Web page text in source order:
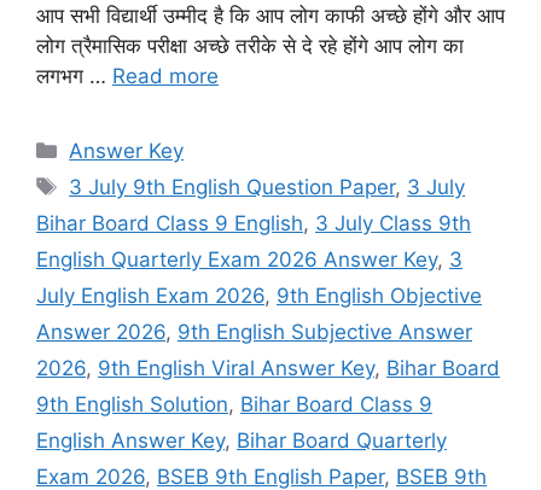
आप सभी विद्यार्थी उम्मीद है कि आप लोग काफी अच्छे होंगे और आप
लोग त्रैमासिक परीक्षा अच्छे तरीके से दे रहे होंगे आप लोग का
लगभग … Read more
Categories
Answer Key
Tags
3 July 9th English Question Paper, 3 July
Bihar Board Class 9 English, 3 July Class 9th
English Quarterly Exam 2026 Answer Key, 3
July English Exam 2026, 9th English Objective
Answer 2026, 9th English Subjective Answer
2026, 9th English Viral Answer Key, Bihar Board
9th English Solution, Bihar Board Class 9
English Answer Key, Bihar Board Quarterly
Exam 2026, BSEB 9th English Paper, BSEB 9th